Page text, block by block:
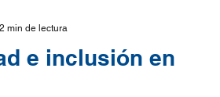
e inclusión en
2 min de lectura